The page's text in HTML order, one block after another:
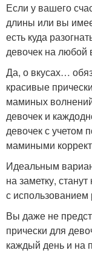
Если у вашего
длины или вы
есть куда
девочек на любой
Да, о вкусах…
красивые
маминых
девочек и
девочек с учетом
мамиными
Идеальным
на заметку,
с
Вы даже не
прически для
каждый день и на